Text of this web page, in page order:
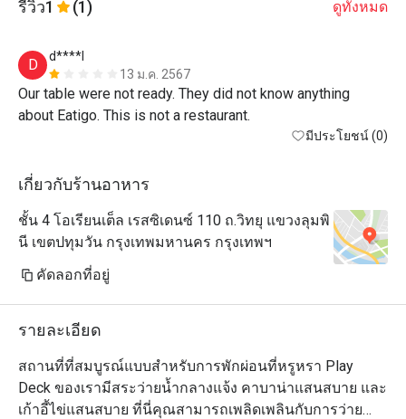
รีวิว1 (1) ดูทั้งหมด
D
d****l
13 ม.ค. 2567
Our table were not ready. They did not know anything
about Eatigo. This is not a restaurant.
มีประโยชน์ (0)
เกี่ยวกับร้านอาหาร
ชั้น 4 โอเรียนเต็ล เรสซิเดนซ์ 110 ถ.วิทยุ แขวงลุมพิ
นี เขตปทุมวัน กรุงเทพมหานคร กรุงเทพฯ
คัดลอกที่อยู่
รายละเอียด
สถานที่ที่สมบูรณ์แบบสำหรับการพักผ่อนที่หรูหรา Play
Deck ของเรามีสระว่ายน้ำกลางแจ้ง คาบาน่าแสนสบาย และ
เก้าอี้ไข่แสนสบาย ที่นี่คุณสามารถเพลิดเพลินกับการว่ายน้ำ